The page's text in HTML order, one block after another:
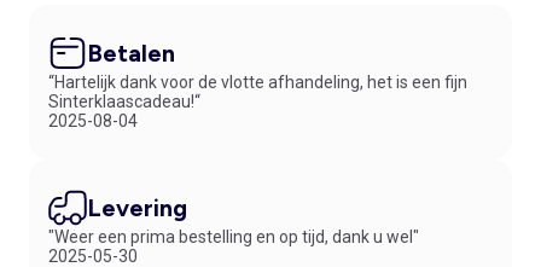
Betalen
“Hartelijk dank voor de vlotte afhandeling, het is een fijn
Sinterklaascadeau!“
2025-08-04
Levering
"Weer een prima bestelling en op tijd, dank u wel"
2025-05-30